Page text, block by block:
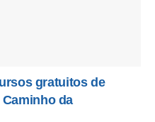
gratuitos de
da